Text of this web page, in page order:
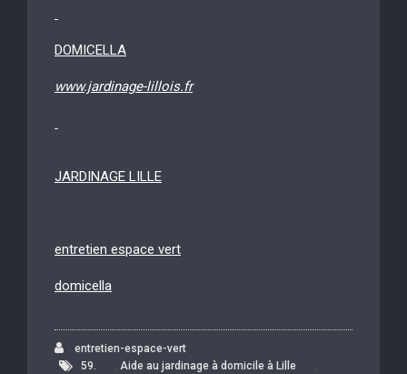
DOMICELLA
www.jardinage-lillois.fr
JARDINAGE LILLE
entretien espace vert
domicella
entretien-espace-vert
59.
, Aide au jardinage à domicile à Lille ,